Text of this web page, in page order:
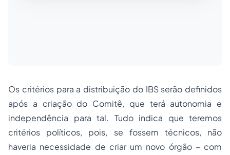
Os critérios para a distribuição do IBS serão definidos
após a criação do Comitê, que terá autonomia e
independência para tal. Tudo indica que teremos
critérios políticos, pois, se fossem técnicos, não
haveria necessidade de criar um novo órgão – com